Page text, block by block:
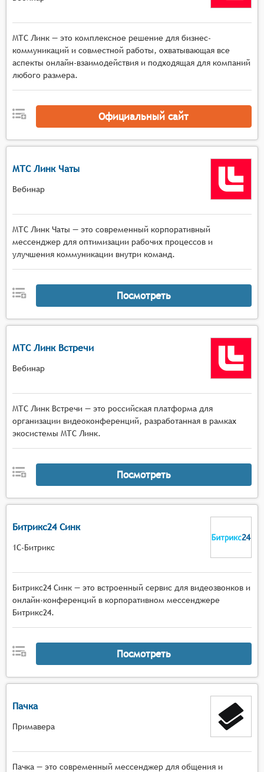
МТС Линк — это комплексное решение для бизнес-
коммуникаций и совместной работы, охватывающая все
аспекты онлайн-взаимодействия и подходящая для компаний
любого размера.
Официальный сайт
МТС Линк Чаты
Вебинар
МТС Линк Чаты — это современный корпоративный
мессенджер для оптимизации рабочих процессов и
улучшения коммуникации внутри команд.
Посмотреть
МТС Линк Встречи
Вебинар
МТС Линк Встречи — это российская платформа для
организации видеоконференций, разработанная в рамках
экосистемы МТС Линк.
Посмотреть
Битрикс24 Синк
1С-Битрикс
Битрикс24 Синк — это встроенный сервис для видеозвонков и
онлайн-конференций в корпоративном мессенджере
Битрикс24.
Посмотреть
Пачка
Примавера
Пачка — это современный мессенджер для общения и